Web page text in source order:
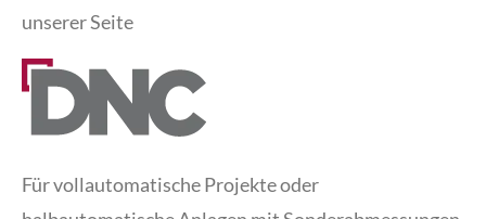
unserer Seite
Für vollautomatische Projekte oder